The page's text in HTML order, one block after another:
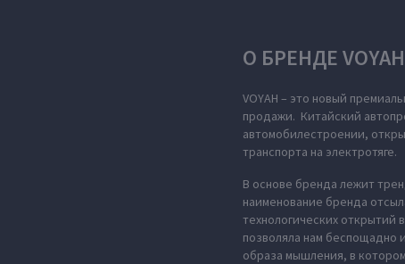
О БРЕНДЕ VOYAH
VOYAH – это новый
продажи. Китайский
автомобилестроении,
транспорта на электротяге.
В основе бренда лежит
наименование бренда
технологических открытий
позволяла нам беспощадно
образа мышления, в